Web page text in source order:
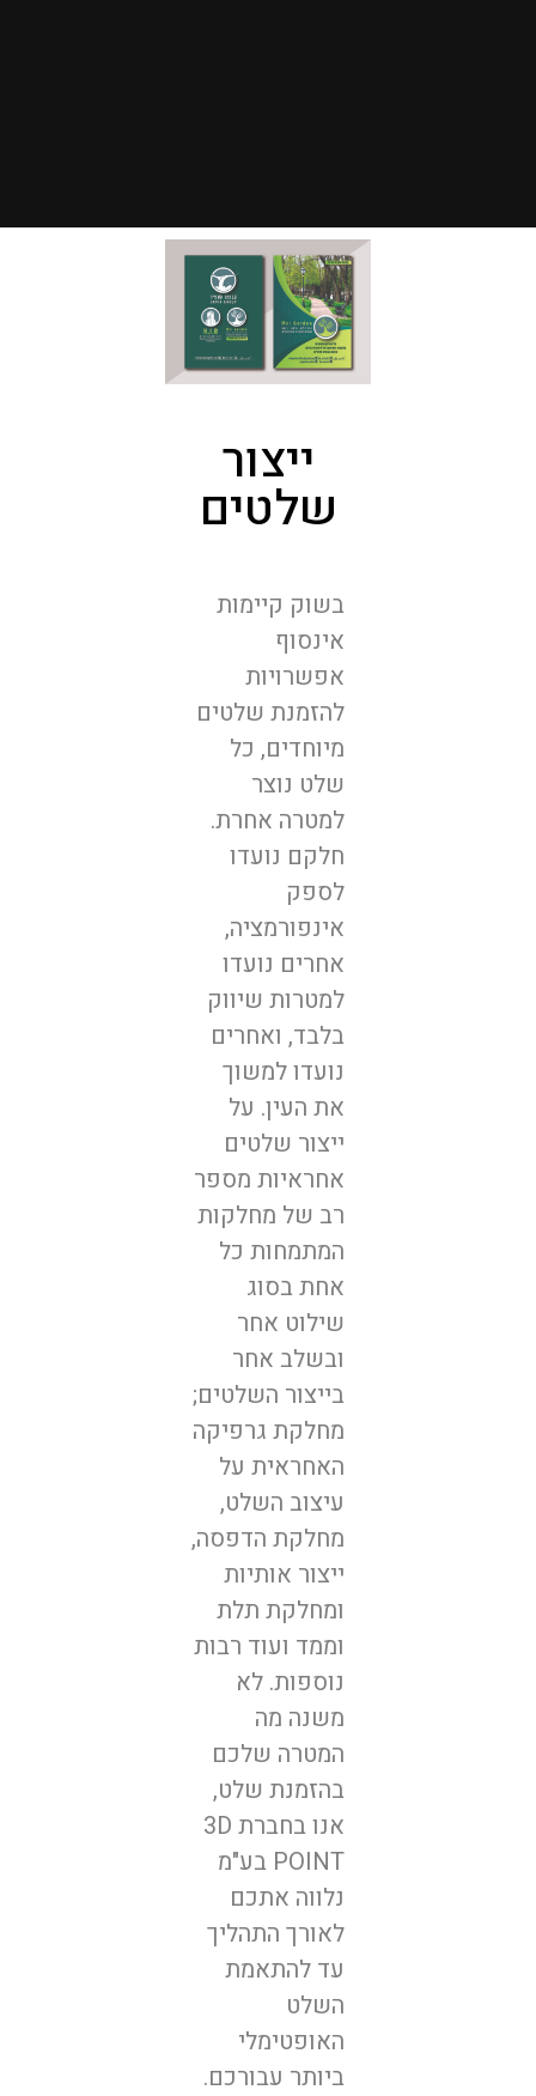
ייצור
שלטים
בשוק קיימות
אינסוף
אפשרויות
להזמנת שלטים
מיוחדים, כל
שלט נוצר
למטרה אחרת.
חלקם נועדו
לספק
אינפורמציה,
אחרים נועדו
למטרות שיווק
בלבד, ואחרים
נועדו למשוך
את העין. על
ייצור שלטים
אחראיות מספר
רב של מחלקות
המתמחות כל
אחת בסוג
שילוט אחר
ובשלב אחר
בייצור השלטים;
מחלקת גרפיקה
האחראית על
עיצוב השלט,
מחלקת הדפסה,
ייצור אותיות
ומחלקת תלת
וממד ועוד רבות
נוספות. לא
משנה מה
המטרה שלכם
בהזמנת שלט,
אנו בחברת 3D
POINT בע"מ
נלווה אתכם
לאורך התהליך
עד להתאמת
השלט
האופטימלי
ביותר עבורכם.